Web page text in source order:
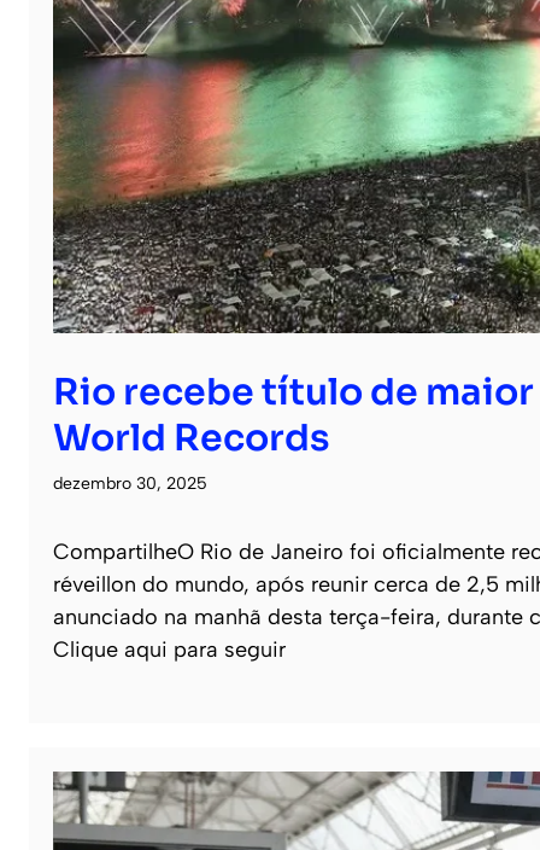
Rio recebe título de
World Records
dezembro 30, 2025
CompartilheO Rio de Janeiro foi oficialmente
réveillon do mundo, após reunir cerca de 2,5
anunciado na manhã desta terça-feira, durante
Clique aqui para seguir